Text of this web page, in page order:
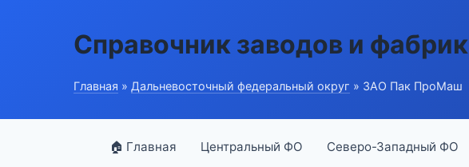
Справочник заводов и фабрик
Главная » Дальневосточный федеральный округ » ЗАО Пак ПроМаш
🏠 Главная Центральный ФО Северо-Западный ФО